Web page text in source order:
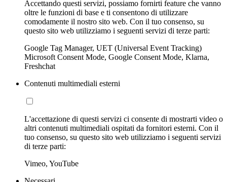
Accettando questi servizi, possiamo fornirti feature che vanno
oltre le funzioni di base e ti consentono di utilizzare
comodamente il nostro sito web. Con il tuo consenso, su
questo sito web utilizziamo i seguenti servizi di terze parti:
Google Tag Manager, UET (Universal Event Tracking)
Microsoft Consent Mode, Google Consent Mode, Klarna,
Freshchat
Contenuti multimediali esterni
L'accettazione di questi servizi ci consente di mostrarti video o
altri contenuti multimediali ospitati da fornitori esterni. Con il
tuo consenso, su questo sito web utilizziamo i seguenti servizi
di terze parti:
Vimeo, YouTube